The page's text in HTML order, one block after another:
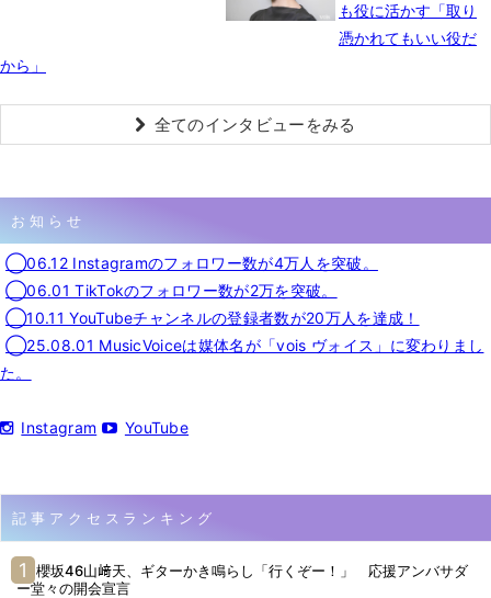
も役に活かす「取り
憑かれてもいい役だ
から」
全てのインタビューをみる
お知らせ
◯06.12 Instagramのフォロワー数が4万人を突破。
◯06.01 TikTokのフォロワー数が2万を突破。
◯10.11 YouTubeチャンネルの登録者数が20万人を達成！
◯25.08.01 MusicVoiceは媒体名が「vois ヴォイス」に変わりまし
た。
Instagram YouTube
記事アクセスランキング
櫻坂46山﨑天、ギターかき鳴らし「行くぞー！」 応援アンバサダ
ー堂々の開会宣言